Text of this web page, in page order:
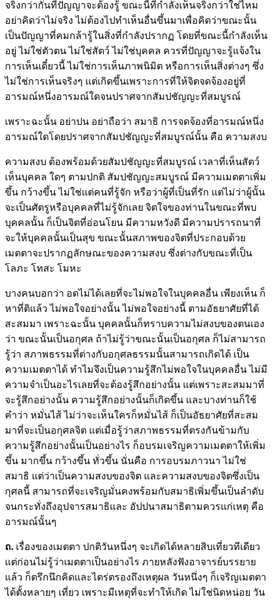
จริงกว่ากันที่ปัญญาจะต้องรู้ ขณะนี้ที่กำลังเห็นจริงกว่าใช่ไหม
อย่าคิดว่าไม่จริง ไม่ต้องไปทำเห็นอื่นขึ้นมาเพื่อคิดว่าขณะนั้น
เป็นปัญญาที่คมกล้ารู้ในสิ่งที่กำลังปรากฏ โดยที่ขณะนี้กำลังเห็น
อยู่ ไม่ใช่ตัวตน ไม่ใช่สัตว์ ไม่ใช่บุคคล ควรที่ปัญญาจะรู้แจ้งใน
การเห็นเดี๋ยวนี้ ไม่ใช่การเห็นภาพนิมิต หรือการเห็นสิ่งต่างๆ ซึ่ง
ไม่ใช่การเห็นจริงๆ แต่เกิดขึ้นเพราะการที่ให้จิตจดจ้องอยู่ที่
อารมณ์หนึ่งอารมณ์ใดจนปราศจากสัมปชัญญะที่สมบูรณ์
เพราะฉะนั้น อย่าปน อย่าถือว่า สมาธิ การจดจ้องที่อารมณ์หนึ่ง
อารมณ์ใดโดยปราศจากสัมปชัญญะที่สมบูรณ์นั้น คือ ความสงบ
ความสงบ ต้องพร้อมด้วยสัมปชัญญะที่สมบูรณ์ เวลาที่เห็นสัตว์
เห็นบุคคล ใดๆ ตามปกติ สัมปชัญญะสมบูรณ์ มีความเมตตาเพิ่ม
ขึ้น กว้างขึ้น ไม่ใช่แต่คนที่รู้จัก หรือว่าผู้ที่เป็นที่รัก แต่ไม่ว่าผู้นั้น
จะเป็นศัตรูหรือบุคคลที่ไม่รู้จักเลย จิตใจของท่านในขณะที่พบ
บุคคลนั้น ก็เป็นจิตที่อ่อนโยน มีความหวังดี มีความปรารถนาที่
จะให้บุคคลนั้นเป็นสุข ขณะนั้นสภาพของจิตที่ประกอบด้วย
เมตตาจะปรากฏลักษณะของความสงบ ซึ่งต่างกับขณะที่เป็น
โลภะ โทสะ โมหะ
บางคนบอกว่า อดไม่ได้เลยที่จะไม่พอใจในบุคคลอื่น เพียงเห็น ก็
หาที่ติแล้ว ไม่พอใจอย่างนั้น ไม่พอใจอย่างนี้ ตามอัธยาศัยที่ได้
สะสมมา เพราะฉะนั้น บุคคลนั้นก็ทราบความไม่สงบของตนเอง
ว่า ขณะนั้นเป็นอกุศล ถ้าไม่รู้ว่าขณะนั้นเป็นอกุศล ก็ไม่สามารถ
รู้ว่า สภาพธรรมที่ต่างกับอกุศลธรรมนั้นสามารถเกิดได้ เป็น
ความเมตตาได้ ทำไมจึงเป็นความรู้สึกไม่พอใจในบุคคลอื่น ไม่มี
ความจำเป็นอะไรเลยที่จะต้องรู้สึกอย่างนั้น แต่เพราะสะสมมาที่
จะรู้สึกอย่างนั้น ความรู้สึกอย่างนั้นก็เกิดขึ้น และบางท่านก็ใช้
คำว่า หมั่นไส้ ไม่ว่าจะเห็นใครก็หมั่นไส้ ก็เป็นอัธยาศัยที่สะสม
มาที่จะเป็นอกุศลจิต แต่เมื่อรู้ว่าสภาพธรรมที่ตรงกันข้ามกับ
ความรู้สึกอย่างนั้นเป็นอย่างไร ก็อบรมเจริญความเมตตาให้เพิ่ม
ขึ้น มากขึ้น กว้างขึ้น ทั่วขึ้น นั่นคือ การอบรมภาวนา ไม่ใช่
สมาธิ แต่ว่าเป็นความสงบของจิต และความสงบของจิตซึ่งเป็น
กุศลนี้ สามารถที่จะเจริญมั่นคงพร้อมกับสมาธิเพิ่มขึ้นเป็นลำดับ
จนกระทั่งถึงอุปจารสมาธิและ อัปปนาสมาธิตามควรแก่เหตุ คือ
อารมณ์นั้นๆ
ถ. เรื่องของเมตตา ปกติวันหนึ่งๆ จะเกิดได้หลายสิบเที่ยวทีเดียว
แต่ก่อนไม่รู้ว่าเมตตาเป็นอย่างไร ภายหลังฟังอาจารย์บรรยาย
แล้ว ก็ตรึกนึกคิดและไตร่ตรองถึงเหตุผล วันหนึ่งๆ ก็เจริญเมตตา
ได้ตั้งหลายๆ เที่ยว เพราะมีเหตุที่จะทำให้เกิด ไม่ใช่นิดหน่อย วัน